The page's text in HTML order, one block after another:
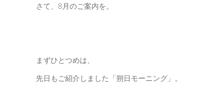
さて、8月のご案内を。
まずひとつめは、
先日もご紹介しました「朔日モーニング」。